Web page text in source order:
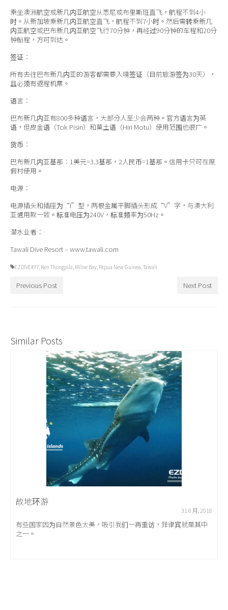
乘坐澳洲航空或新几内亚航空从悉尼或布里斯班直飞，航程不到4小
时。从新加坡乘新几内亚航空直飞，航程不到7小时。然后需转乘新几
内亚航空或巴布新几内亚航空飞行70分钟，再经过90分钟的车程和20分
钟船程，方可到达。
签证：
所有去往巴布新几内亚的游客都需要入境签证（目前旅游签为30天），
且必须有返程机票。
语言：
巴布新几内亚有800多种语言，大部分人至少会两种。官方语言为英
语，但皮金语（Tok Pisin）和莫土语（Hiri Motu）使用范围也很广。
货币：
巴布新几内亚基那：1美元=3.3基那，2人民币=1基那。信用卡只可在度
假村使用。
电源：
电源插头和插座为“I”型，两根金属平脚插头形成“V”字，与澳大利
亚通用款一致。标准电压为240V，标准频率为50Hz。
潜水业者 ：
Tawali Dive Resort – www.tawali.com
EZDIVE#77 Ken Thongpila Milne Bay Papua New Guinea Tawali
Previous Post Next Post
Similar Posts
故地环游
31 8 月, 2018
有些国家因为自然景色太美，吸引我们一再重访，菲律宾就是其中
之一。